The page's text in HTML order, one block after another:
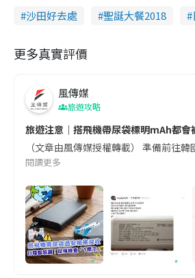
沙田好去處
聖誕大餐2018
更多真實評價
風傳媒
旅遊攻略
旅遊注意｜搭飛機帶尿袋標明mAh都
（文章由風傳媒授權轉載） 準備前往
閱讀更多